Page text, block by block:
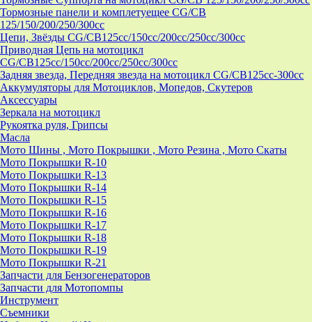
Тормозные панели и комплетуещее CG/CB
125/150/200/250/300cc
Цепи, Звёзды CG/CB125cc/150cc/200cc/250cc/300cc
Приводная Цепь на мотоцикл
CG/CB125cc/150cc/200cc/250cc/300cc
Задняя звезда, Передняя звезда на мотоцикл CG/CB125cc-300сс
Аккумуляторы для Мотоциклов, Мопедов, Скутеров
Аксессуары
Зеркала на мотоцикл
Рукоятка руля, Грипсы
Масла
Мото Шины , Мото Покрышки , Мото Резина , Мото Скаты
Мото Покрышки R-10
Мото Покрышки R-13
Мото Покрышки R-14
Мото Покрышки R-15
Мото Покрышки R-16
Мото Покрышки R-17
Мото Покрышки R-18
Мото Покрышки R-19
Мото Покрышки R-21
Запчасти для Бензогенераторов
Запчасти для Мотопомпы
Инструмент
Съемники